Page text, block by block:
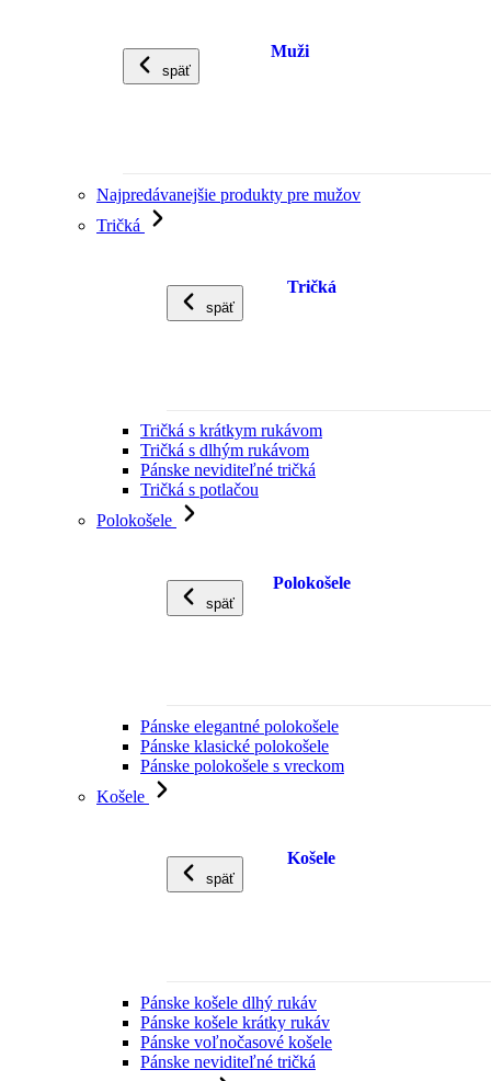
späť
Muži
Najpredávanejšie produkty pre mužov
Tričká
späť
Tričká
Tričká s krátkym rukávom
Tričká s dlhým rukávom
Pánske neviditeľné tričká
Tričká s potlačou
Polokošele
späť
Polokošele
Pánske elegantné polokošele
Pánske klasické polokošele
Pánske polokošele s vreckom
Košele
späť
Košele
Pánske košele dlhý rukáv
Pánske košele krátky rukáv
Pánske voľnočasové košele
Pánske neviditeľné tričká